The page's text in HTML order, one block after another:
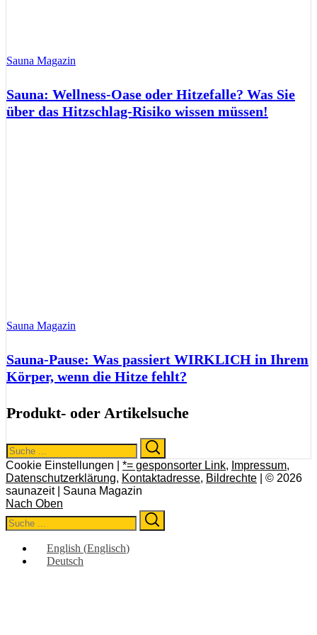
Sauna Magazin
Sauna: Wellness-Oase oder Hitzefalle? Was Sie
über das Hitzschlag-Risiko wissen müssen!
Sauna Magazin
Sauna-Pause: Was passiert WIRKLICH in Ihrem
Körper, wenn die Hitze fehlt?
Produkt- oder Artikelsuche
Search
for:
Cookie Einstellungen | *= gesponsorter Link, Impressum,
Datenschutzerklärung, Kontaktadresse, Bildrechte | © 2026
saunazeit | Sauna Magazin
Nach Oben
Search
for:
English (Englisch)
Deutsch